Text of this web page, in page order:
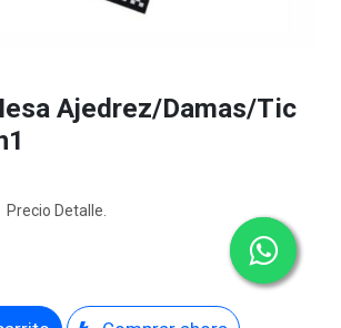
Ajedrez/Damas/Tic
Precio Detalle.